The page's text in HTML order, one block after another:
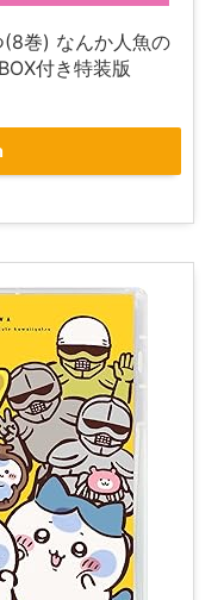
巻) なんか人魚の
付き特装版